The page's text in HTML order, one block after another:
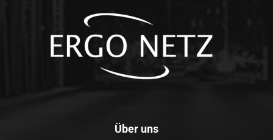
Über uns